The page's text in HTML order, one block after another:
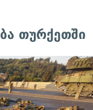
თურქეთში